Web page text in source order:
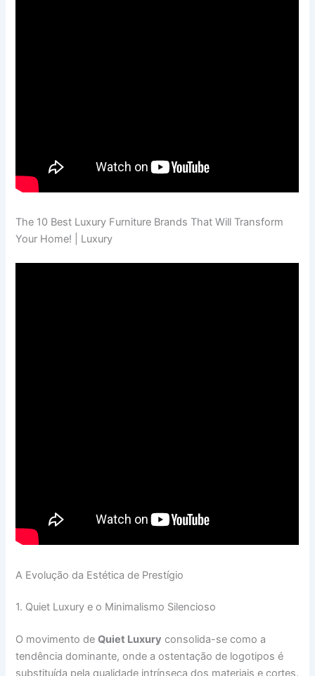
The 10 Best Luxury Furniture Brands That Will Transform
Your Home! | Luxury
A Evolução da Estética de Prestígio
1. Quiet Luxury e o Minimalismo Silencioso
O movimento deQuiet Luxury consolida-se como a
tendência dominante, onde a ostentação de logotipos é
substituída pela qualidade intrínseca dos materiais e cortes.